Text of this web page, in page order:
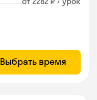
Выбрать время